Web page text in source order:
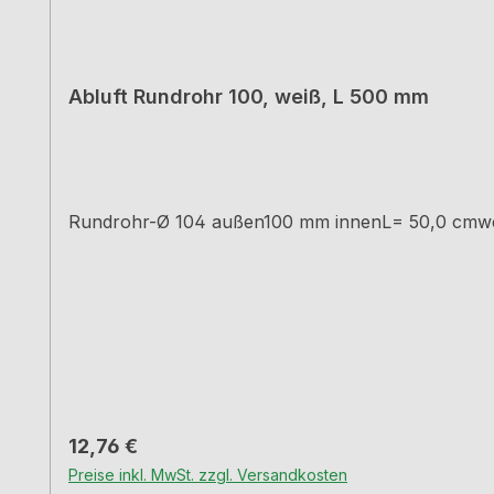
Abluft Rundrohr 100, weiß, L 500 mm
Rundrohr-Ø 104 außen100 mm innenL= 50,0
Regulärer Preis:
12,76 €
Preise inkl. MwSt. zzgl. Versandkosten